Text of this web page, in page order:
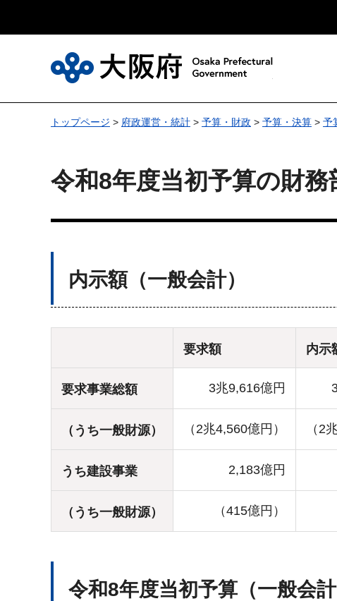
トップページ > 府政運営・統計 > 予算・財政 > 予算・決算 > 予
令和8年度当初予算の財
内示額（一般会計）
要求額 内示
要求事業総額 3兆9,616億円
（うち一般財源） （2兆4,560億円） （2
うち建設事業 2,183億円
（うち一般財源） （415億円）
令和8年度当初予算（一般会